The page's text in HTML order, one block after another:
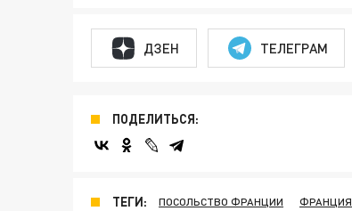
ДЗЕН ТЕЛЕГРАМ
ПОДЕЛИТЬСЯ:
ТЕГИ: ПОСОЛЬСТВО ФРАНЦИИ ФРАНЦИЯ